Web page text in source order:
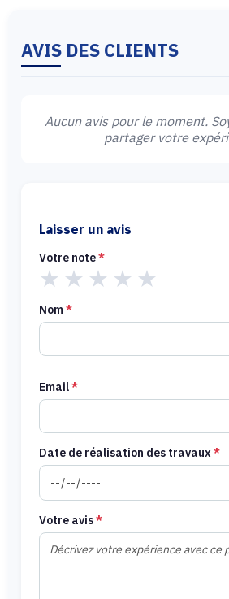
AVIS DES CLIENTS
Aucun avis pour le moment.
partager votre
Laisser un avis
Votre note*
★ ★ ★ ★ ★
Nom*
Email*
Date de réalisation des travaux *
Votre avis*